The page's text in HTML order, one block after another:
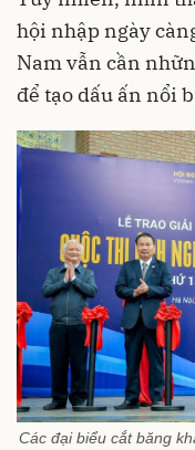
hội nhập ngày
Nam vẫn cần
để tạo dấu ấn nổi
Các đại biểu cắt băng